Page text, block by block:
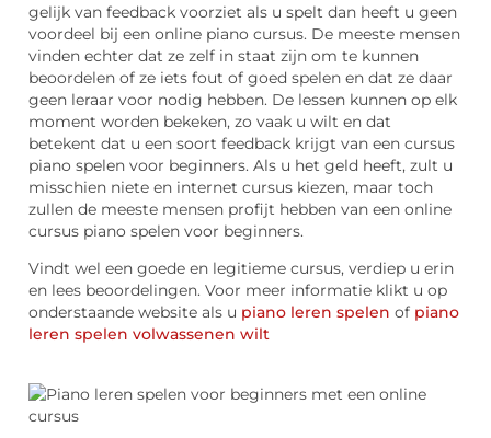
gelijk van feedback voorziet als u spelt dan heeft u geen
voordeel bij een online piano cursus. De meeste mensen
vinden echter dat ze zelf in staat zijn om te kunnen
beoordelen of ze iets fout of goed spelen en dat ze daar
geen leraar voor nodig hebben. De lessen kunnen op elk
moment worden bekeken, zo vaak u wilt en dat
betekent dat u een soort feedback krijgt van een cursus
piano spelen voor beginners. Als u het geld heeft, zult u
misschien niete en internet cursus kiezen, maar toch
zullen de meeste mensen profijt hebben van een online
cursus piano spelen voor beginners.
Vindt wel een goede en legitieme cursus, verdiep u erin
en lees beoordelingen. Voor meer informatie klikt u op
onderstaande website als u piano leren spelen of piano
leren spelen volwassenen wilt